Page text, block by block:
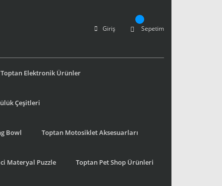
Giriş Sepetim
Toptan Elektronik Ürünler
Çeşitleri
Bowl Toptan Motosiklet Aksesuarları
Materyal Puzzle Toptan Pet Shop Ürünleri